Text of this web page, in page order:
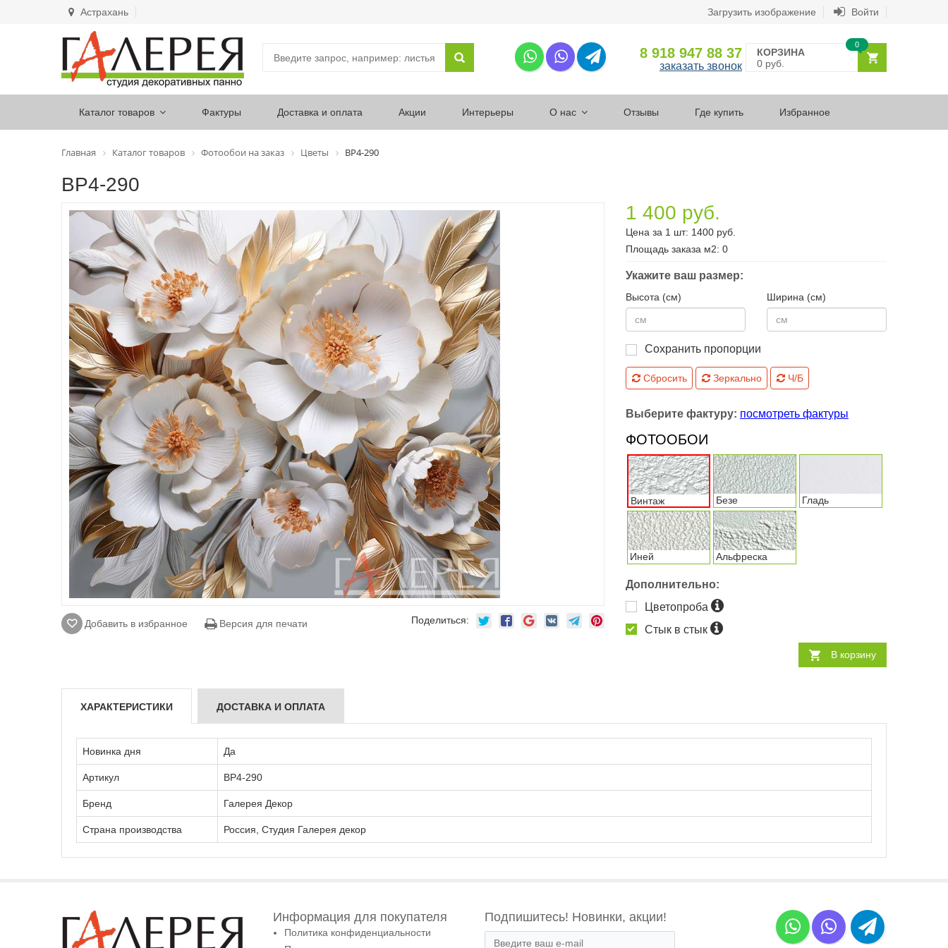
Астрахань Загрузить изображение Войти
8 918 947 88 37
заказать звонок
КОРЗИНА
0 руб.
0
Каталог товаров Фактуры Доставка и оплата Акции Интерьеры О нас Отзывы Где купить Избранное
Главная Каталог товаров Фотообои на заказ Цветы ВР4-290
ВР4-290
Добавить в избранное Версия для печати Поделиться:
1 400 руб.
Цена за 1 шт: 1400 руб.
Площадь заказа м2: 0
Укажите ваш размер:
Высота (см) Ширина (см)
Сохранить пропорции
Сбросить Зеркально Ч/Б
Выберите фактуру: посмотреть фактуры
ФОТООБОИ
Винтаж Безе Гладь
Иней Альфреска
Дополнительно:
Цветопроба
Стык в стык
В корзину
ХАРАКТЕРИСТИКИ ДОСТАВКА И ОПЛАТА
Новинка дня Да
Артикул ВР4-290
Бренд Галерея Декор
Страна производства Россия, Студия Галерея декор
Информация для покупателя
Политика конфиденциальности
Подпишитесь! Новинки, акции!